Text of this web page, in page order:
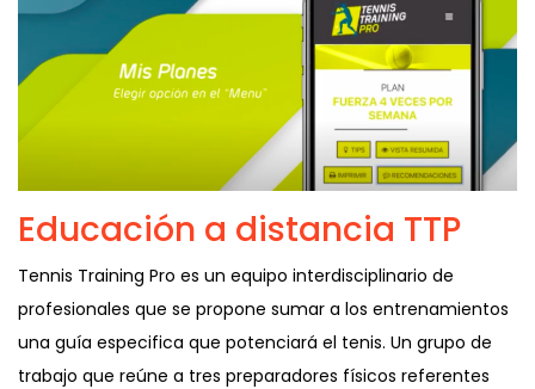
Educación a distancia TTP
Tennis Training Pro es un equipo interdisciplinario de
profesionales que se propone sumar a los entrenamientos
una guía especifica que potenciará el tenis. Un grupo de
trabajo que reúne a tres preparadores físicos referentes